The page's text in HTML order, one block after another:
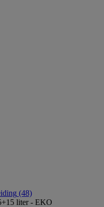
(48)
liter - EKO